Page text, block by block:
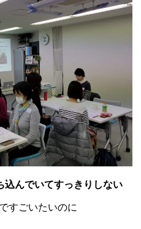
込んでいてすっきりしない
すごいたいのに